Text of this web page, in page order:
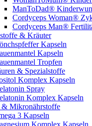
ManToDad®
Cordyceps Woman®
Cordyceps Man®
& Kräuter
Kapseln
Kapseln
Tropfen
& Spezialstoffe
Komplex Kapseln
Spray
Komplex Kapseln
Mikronährstoffe
3 Kapseln
Komplex Kapseln